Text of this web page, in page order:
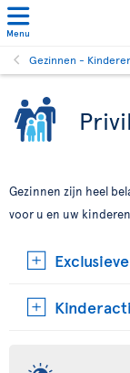
Menu
Gezinnen -
Gezinnen zijn heel
voor u en uw